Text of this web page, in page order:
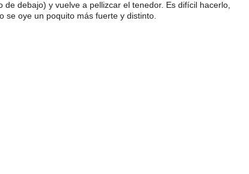
debajo) y vuelve a pellizcar el tenedor. Es difícil hacerlo,
se oye un poquito más fuerte y distinto.